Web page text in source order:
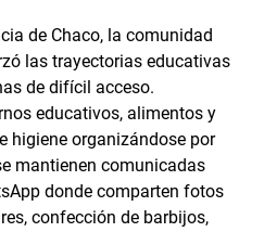
de Chaco, la comunidad
las trayectorias educativas
de difícil acceso.
educativos, alimentos y
higiene organizándose por
mantienen comunicadas
donde comparten fotos
confección de barbijos,